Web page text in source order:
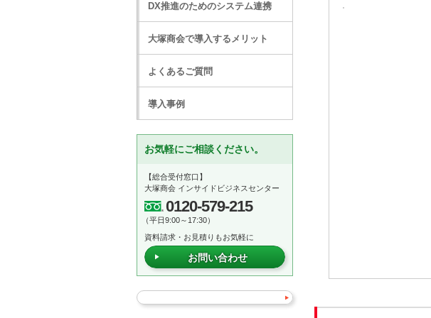
DX推進のためのシステム連携
大塚商会で導入するメリット
よくあるご質問
導入事例
お気軽にご相談ください。
【総合受付窓口】
大塚商会 インサイドビジネスセンター
0120-579-215
（平日9:00～17:30）
資料請求・お見積りもお気軽に
お問い合わせ